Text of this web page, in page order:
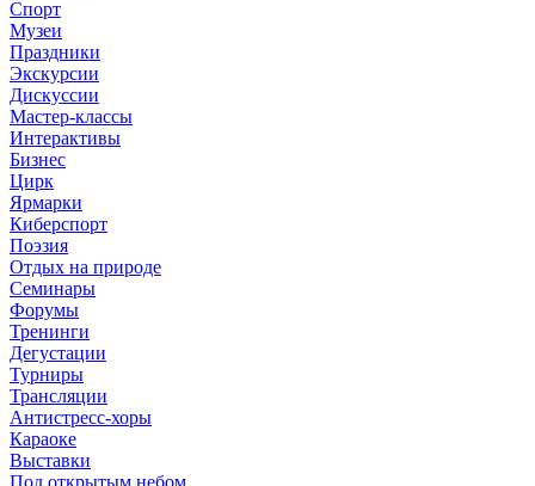
Спорт
Музеи
Праздники
Экскурсии
Дискуссии
Мастер-классы
Интерактивы
Бизнес
Цирк
Ярмарки
Киберспорт
Поэзия
Отдых на природе
Семинары
Форумы
Тренинги
Дегустации
Турниры
Трансляции
Антистресс-хоры
Караоке
Выставки
Под открытым небом